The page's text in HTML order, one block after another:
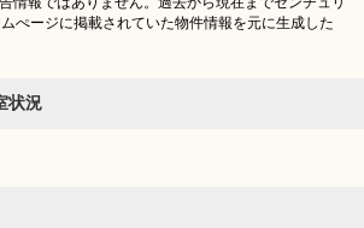
ぺージに掲載されていた物件情報を元に生成した
状況